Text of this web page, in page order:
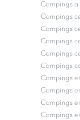
Campings a
Campings
Campings
Campings
Campings
Campings
Campings
Campings
Campings
Campings